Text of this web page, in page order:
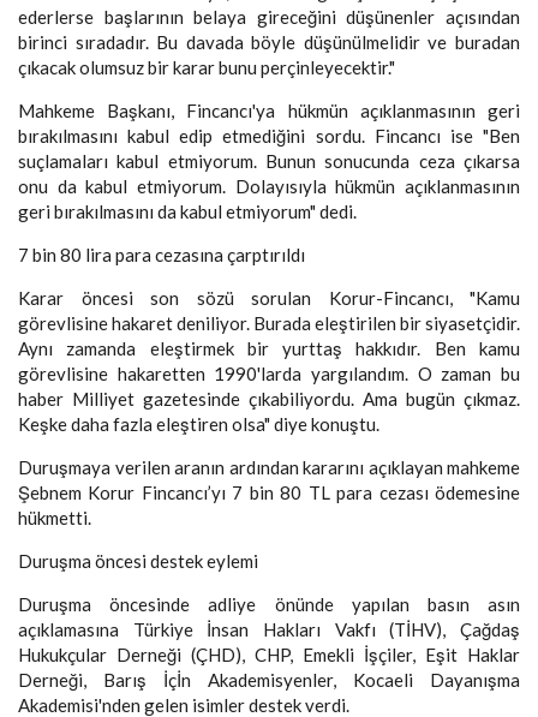
ederlerse başlarının belaya gireceğini düşünenler açısından
birinci sıradadır. Bu davada böyle düşünülmelidir ve buradan
çıkacak olumsuz bir karar bunu perçinleyecektir."
Mahkeme Başkanı, Fincancı'ya hükmün açıklanmasının geri
bırakılmasını kabul edip etmediğini sordu. Fincancı ise "Ben
suçlamaları kabul etmiyorum. Bunun sonucunda ceza çıkarsa
onu da kabul etmiyorum. Dolayısıyla hükmün açıklanmasının
geri bırakılmasını da kabul etmiyorum" dedi.
7 bin 80 lira para cezasına çarptırıldı
Karar öncesi son sözü sorulan Korur-Fincancı, "Kamu
görevlisine hakaret deniliyor. Burada eleştirilen bir siyasetçidir.
Aynı zamanda eleştirmek bir yurttaş hakkıdır. Ben kamu
görevlisine hakaretten 1990'larda yargılandım. O zaman bu
haber Milliyet gazetesinde çıkabiliyordu. Ama bugün çıkmaz.
Keşke daha fazla eleştiren olsa" diye konuştu.
Duruşmaya verilen aranın ardından kararını açıklayan mahkeme
Şebnem Korur Fincancı’yı 7 bin 80 TL para cezası ödemesine
hükmetti.
Duruşma öncesi destek eylemi
Duruşma öncesinde adliye önünde yapılan basın asın
açıklamasına Türkiye İnsan Hakları Vakfı (TİHV), Çağdaş
Hukukçular Derneği (ÇHD), CHP, Emekli İşçiler, Eşit Haklar
Derneği, Barış İçİn Akademisyenler, Kocaeli Dayanışma
Akademisi'nden gelen isimler destek verdi.